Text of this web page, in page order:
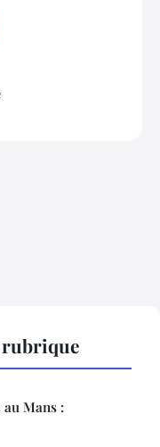
rubrique
Mans :